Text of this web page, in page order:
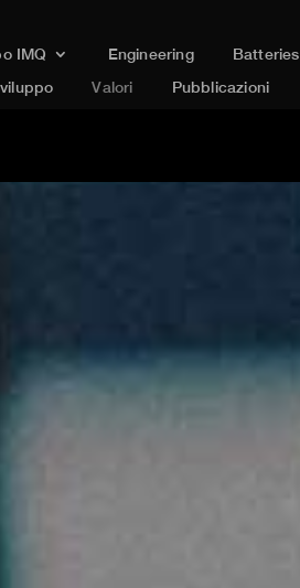
IMQ Engineering Batteries
Valori Pubblicazioni